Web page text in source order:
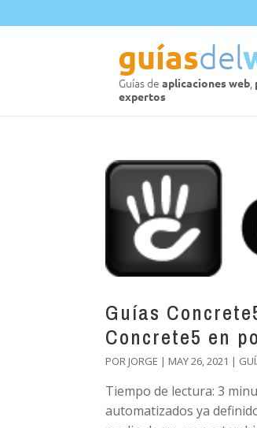
Guías
Concrete5 en
POR JORGE | MAY 26, 2021 |
Tiempo de lectura: 3
automatizados ya